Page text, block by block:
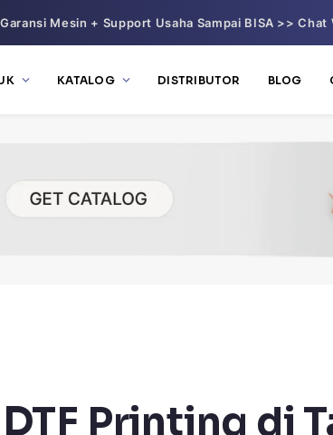
Mesin + Support Usaha Sampai BISA >> Chat
KATALOG DISTRIBUTOR BLOG
Printing di